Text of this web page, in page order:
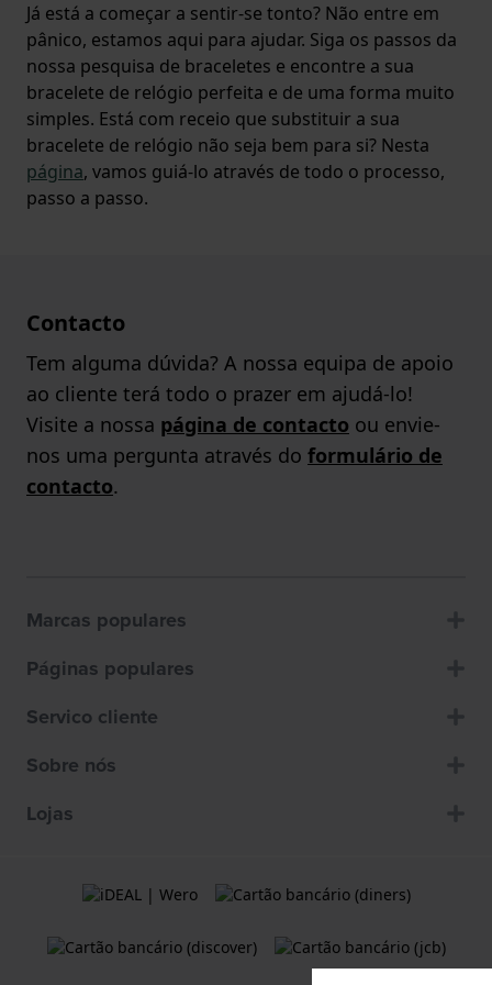
Já está a começar a sentir-se tonto? Não entre em
pânico, estamos aqui para ajudar. Siga os passos da
nossa pesquisa de braceletes e encontre a sua
bracelete de relógio perfeita e de uma forma muito
simples. Está com receio que substituir a sua
bracelete de relógio não seja bem para si? Nesta
página, vamos guiá-lo através de todo o processo,
passo a passo.
Contacto
Tem alguma dúvida? A nossa equipa de apoio
ao cliente terá todo o prazer em ajudá-lo!
Visite a nossa página de contacto ou envie-
nos uma pergunta através do formulário de
contacto.
Marcas populares
Páginas populares
Servico cliente
Sobre nós
Lojas